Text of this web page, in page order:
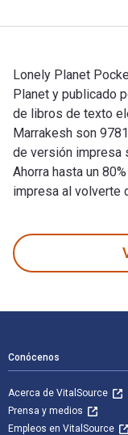
Lonely Planet
Planet y publicado
de libros de texto
Marrakesh son
de versión impresa
Ahorra hasta un
impresa al volverte
Conócenos
Acerca de VitalSource
Prensa y medios
Empleos en VitalSource